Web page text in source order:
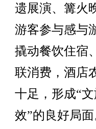
遗展演、篝火
游客参与感与
撬动餐饮住宿
联消费，酒店
十足，形成“
效”的良好局面